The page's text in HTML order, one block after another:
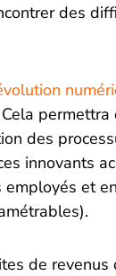
des
permettra
des
innovants
employés et
de revenus